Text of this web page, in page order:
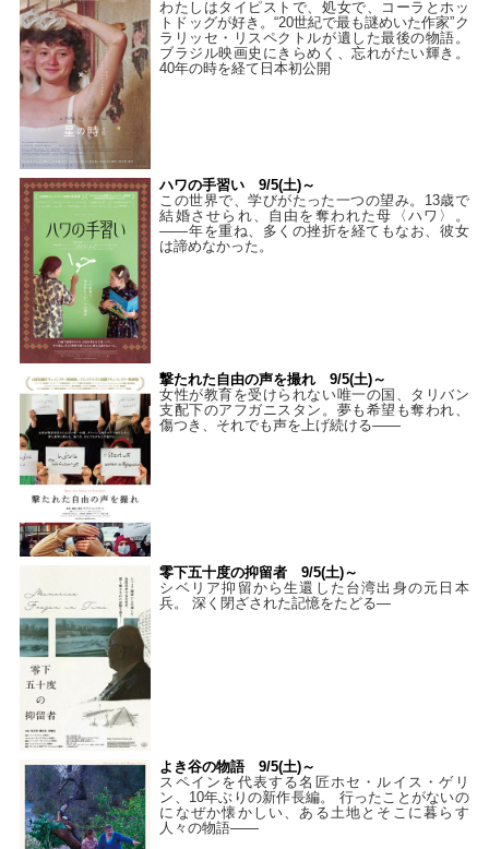
わたしはタイピストで、処⼥で、コーラとホッ
トドッグが好き。“20世紀で最も謎めいた作家”ク
ラリッセ・リスペクトルが遺した最後の物語。
ブラジル映画史にきらめく、忘れがたい輝き。
40年の時を経て⽇本初公開
ハワの手習い 9/5(土)～
この世界で、学びがたった一つの望み。13歳で
結婚させられ、自由を奪われた母〈ハワ〉。
——年を重ね、多くの挫折を経てもなお、彼女
は諦めなかった。
撃たれた自由の声を撮れ 9/5(土)～
女性が教育を受けられない唯一の国、タリバン
支配下のアフガニスタン。夢も希望も奪われ、
傷つき、それでも声を上げ続ける——
零下五十度の抑留者 9/5(土)～
シベリア抑留から生還した台湾出身の元日本
兵。 深く閉ざされた記憶をたどる—
よき谷の物語 9/5(土)～
スペインを代表する名匠ホセ・ルイス・ゲリ
ン、10年ぶりの新作長編。 行ったことがないの
になぜか懐かしい、ある土地とそこに暮らす
人々の物語――